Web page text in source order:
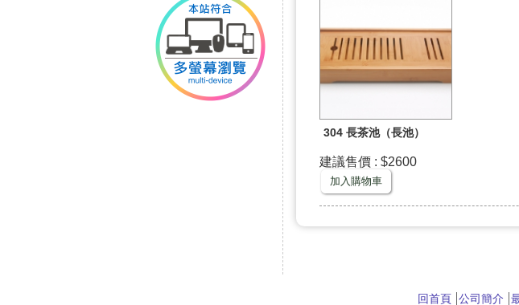
304 長茶池（長池）
建議售價 : $2600
加入購物車
回首頁 公司簡介